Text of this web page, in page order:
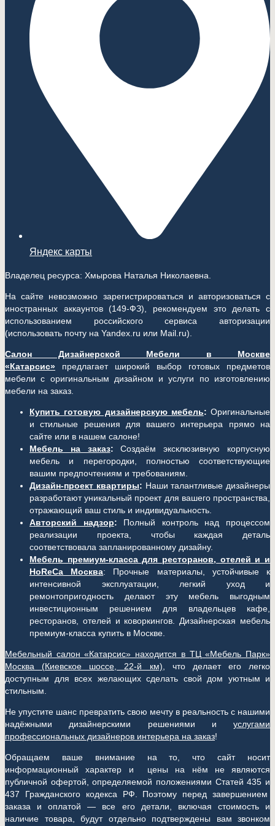
Яндекс карты
Владелец ресурса: Хмырова Наталья Николаевна.
На сайте невозможно зарегистрироваться и авторизоваться с
иностранных аккаунтов (149-ФЗ), рекомендуем это делать с
использованием российского сервиса авторизации
(использовать почту на Yandex.ru или Mail.ru).
Салон Дизайнерской Мебели в Москве
«Катарсис»
предлагает широкий выбор готовых предметов
мебели с оригинальным дизайном и услуги по изготовлению
мебели на заказ.
Купить готовую дизайнерскую мебель: Оригинальные
и стильные решения для вашего интерьера прямо на
сайте или в нашем салоне!
Мебель на заказ: Создаём эксклюзивную корпусную
мебель и перегородки, полностью соответствующие
вашим предпочтениям и требованиям.
Дизайн-проект квартиры: Наши талантливые дизайнеры
разработают уникальный проект для вашего пространства,
отражающий ваш стиль и индивидуальность.
Авторский надзор: Полный контроль над процессом
реализации проекта, чтобы каждая деталь
соответствовала запланированному дизайну.
Мебель премиум-класса для ресторанов, отелей и и
HoReCa Москва: Прочные материалы, устойчивые к
интенсивной эксплуатации, легкий уход и
ремонтопригодность делают эту мебель выгодным
инвестиционным решением для владельцев кафе,
ресторанов, отелей и коворкингов. Дизайнерская мебель
премиум-класса купить в Москве.
Мебельный салон «Катарсис» находится в ТЦ «Мебель Парк»
Москва (Киевское шоссе, 22-й км) , что делает его легко
доступным для всех желающих сделать свой дом уютным и
стильным.
Не упустите шанс превратить свою мечту в реальность с нашими
надёжными дизайнерскими решениями и услугами
профессиональных дизайнеров интерьера на заказ!
Обращаем ваше внимание на то, что сайт носит
информационный характер и цены на нём не являются
публичной офертой, определяемой положениями Статей 435 и
437 Гражданского кодекса РФ. Поэтому перед завершением
заказа и оплатой — все его детали, включая стоимость и
наличие товара, будут отдельно подтверждены вам звонком